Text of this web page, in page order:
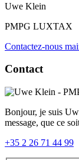
Uwe Klein
PMPG LUXTAX
Contactez-nous
Contact
Bonjour, je suis
message, que ce
+35 2 26 71 44 99